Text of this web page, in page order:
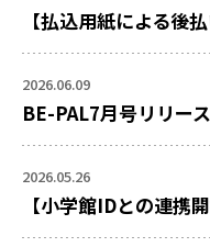
【払込用紙による後
2026.06.09
BE-PAL7月号リリー
2026.05.26
【小学館IDとの連携